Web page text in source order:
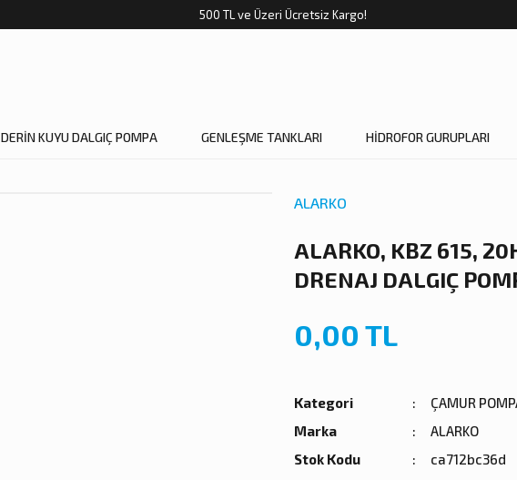
500 TL ve Üzeri Ücretsiz Kargo!
DERİN KUYU DALGIÇ POMPA GENLEŞME TANKLARI HİDROFOR GURUPLARI
ALARKO
ALARKO, KBZ 615,
DRENAJ DALGIÇ
0,00 TL
Kategori
ÇAMUR
Marka
ALARKO
Stok Kodu
ca712bc36d